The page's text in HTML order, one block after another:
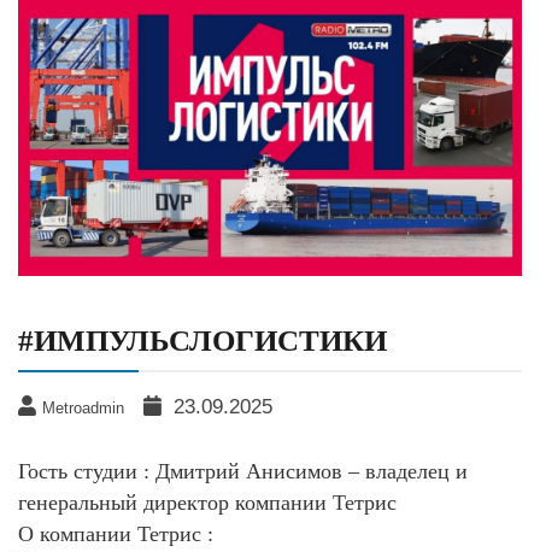
#ИМПУЛЬСЛОГИСТИКИ
Metroadmin 23.09.2025
Гость студии : Дмитрий Анисимов – владелец и
генеральный директор компании Тетрис
О компании Тетрис :